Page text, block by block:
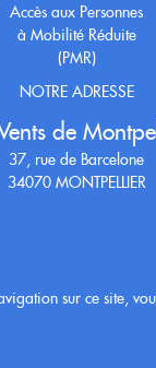
sur ce site,
Accès aux Personnes
à Mobilité Réduite
(PMR)
NOTRE ADRESSE
de
37, rue de Barcelone
34070 MONTPELLIER